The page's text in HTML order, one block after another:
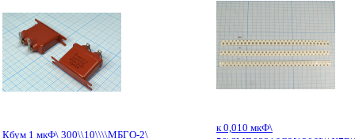
Кбум 1 мкФ\ 300\\10\\\\МБГО-2\
к 0,010 мкФ\